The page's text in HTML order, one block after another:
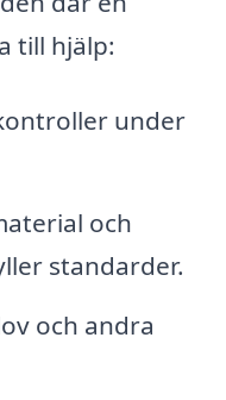
till hjälp:
under
och
standarder.
och andra